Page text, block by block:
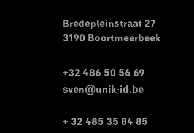
Bredepleinstraat 27
3190 Boortmeerbeek
+32 486 50 56 69
sven@unik-id.be
+ 32 485 35 84 85